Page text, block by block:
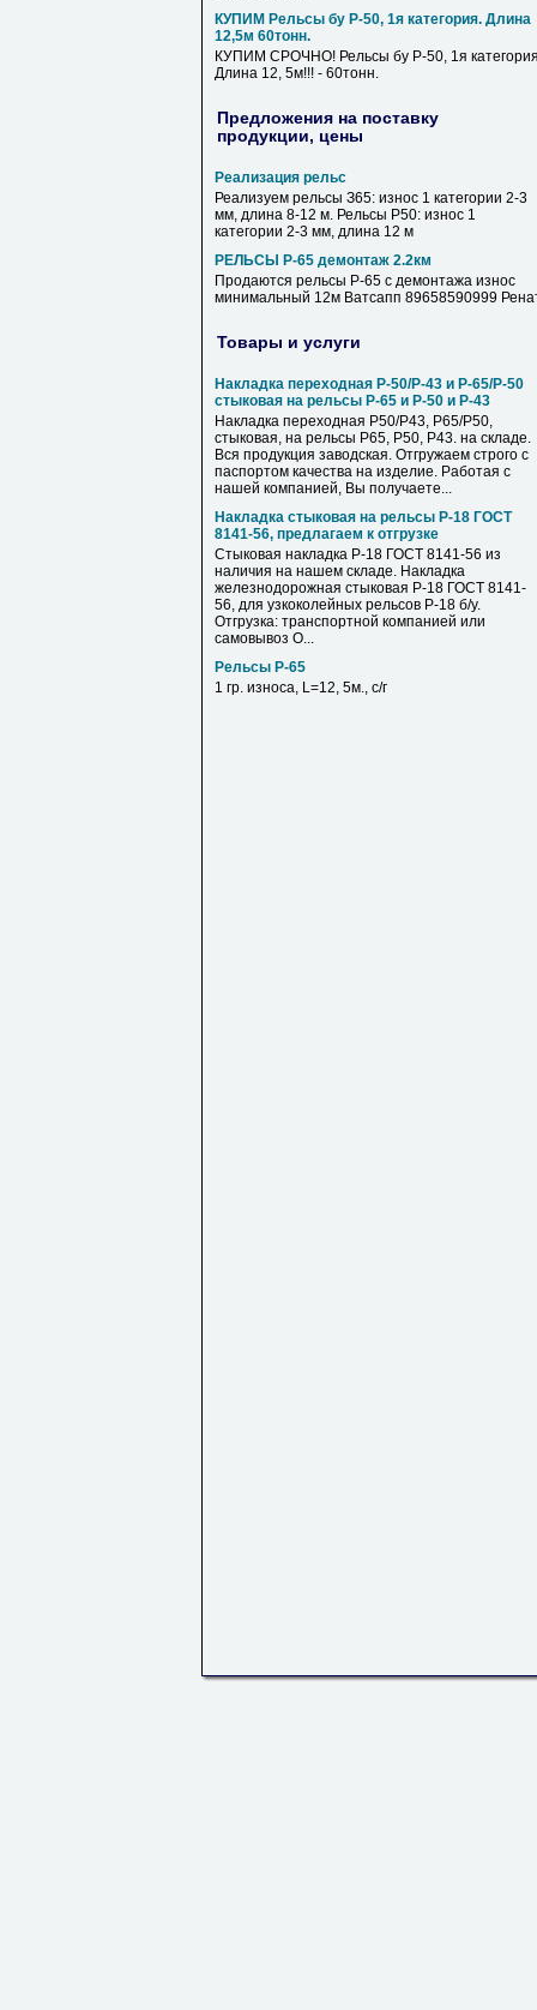
КУПИМ Рельсы бу Р-50, 1я категория. Длина
12,5м 60тонн.
КУПИМ СРОЧНО! Рельсы бу Р-50, 1я
Длина 12, 5м!!! - 60тонн.
Предложения на поставку
продукции, цены
Реализация рельс
Реализуем рельсы З65: износ 1 категории 2-3
мм, длина 8-12 м. Рельсы Р50: износ 1
категории 2-3 мм, длина 12 м
РЕЛЬСЫ Р-65 демонтаж 2.2км
Продаются рельсы Р-65 с демонтажа износ
минимальный 12м Ватсапп 89658590999
Товары и услуги
Накладка переходная Р-50/Р-43 и Р-65/Р-50
стыковая на рельсы Р-65 и Р-50 и Р-43
Накладка переходная Р50/Р43, Р65/Р50,
стыковая, на рельсы Р65, Р50, Р43. на складе.
Вся продукция заводская. Отгружаем строго с
паспортом качества на изделие. Работая с
нашей компанией, Вы получаете...
Накладка стыковая на рельсы Р-18 ГОСТ
8141-56, предлагаем к отгрузке
Стыковая накладка Р-18 ГОСТ 8141-56 из
наличия на нашем складе. Накладка
железнодорожная стыковая Р-18 ГОСТ 8141-
56, для узкоколейных рельсов Р-18 б/у.
Отгрузка: транспортной компанией или
самовывоз О...
Рельсы Р-65
1 гр. износа, L=12, 5м., с/г